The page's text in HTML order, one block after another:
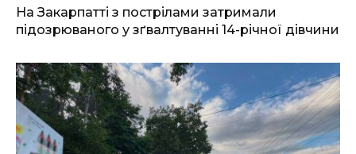
На Закарпатті з пострілами затримали
підозрюваного у зґвалтуванні 14-річної дівчини